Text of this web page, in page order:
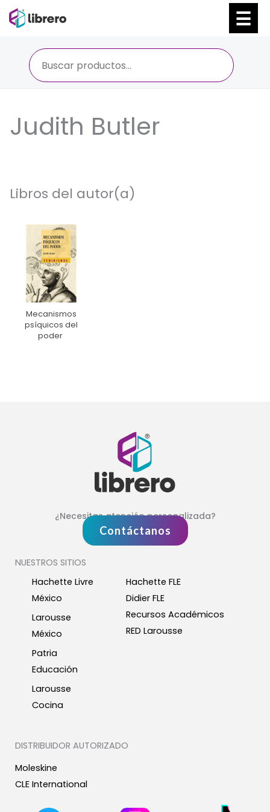
Judith Butler
Libros del autor(a)
Mecanismos
psíquicos del
poder
¿Necesitas atención personalizada?
Contáctanos
NUESTROS SITIOS
Hachette Livre
México
Larousse
México
Patria
Educación
Larousse
Cocina
Hachette FLE
Didier FLE
Recursos Académicos
RED Larousse
DISTRIBUIDOR AUTORIZADO
Moleskine
CLE International